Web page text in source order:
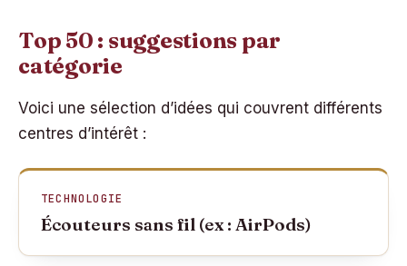
Top 50 : suggestions par
catégorie
Voici une sélection d’idées qui couvrent différents
centres d’intérêt :
TECHNOLOGIE
Écouteurs sans fil (ex : AirPods)